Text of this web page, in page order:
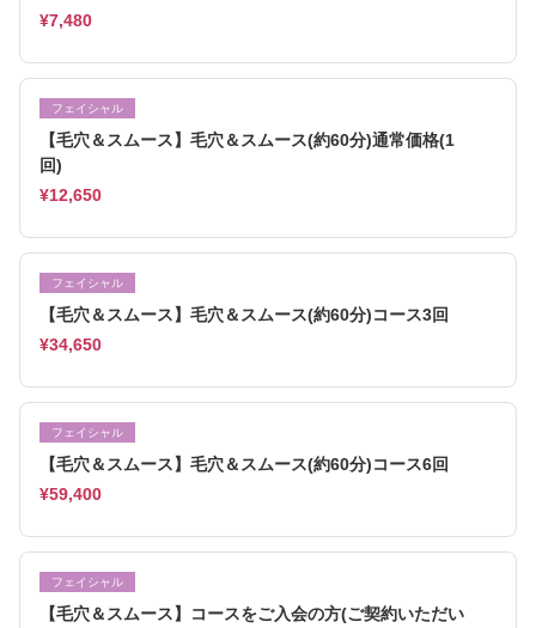
¥7,480
フェイシャル
【毛穴＆スムース】毛穴＆スムース(約60分)通常価格(1
回)
¥12,650
フェイシャル
【毛穴＆スムース】毛穴＆スムース(約60分)コース3回
¥34,650
フェイシャル
【毛穴＆スムース】毛穴＆スムース(約60分)コース6回
¥59,400
フェイシャル
【毛穴＆スムース】コースをご入会の方(ご契約いただい